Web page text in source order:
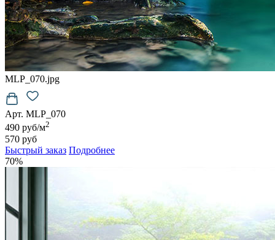
MLP_070.jpg
Арт. MLP_070
490 руб/м2
570 руб
Быстрый заказ Подробнее
70%